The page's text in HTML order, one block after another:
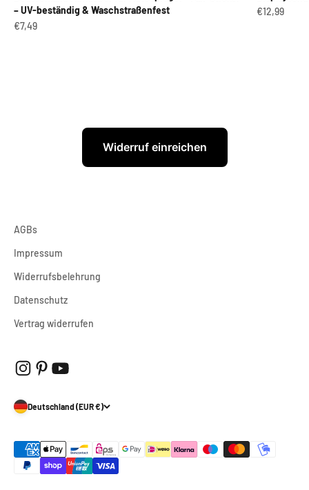
– UV-beständig & Waschstraßenfest
Angebot
€7,49
Angebot
€12,99
Widerruf einreichen
AGBs
Impressum
Widerrufsbelehrung
Datenschutz
Vertrag widerrufen
Deutschland (EUR €)